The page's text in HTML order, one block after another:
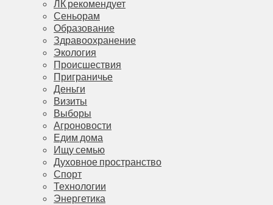
ЛК рекомендует
Сеньорам
Образование
Здравоохранение
Экология
Происшествия
Приграничье
Деньги
Визиты
Выборы
Агроновости
Едим дома
Ищу семью
Духовное пространство
Спорт
Технологии
Энергетика